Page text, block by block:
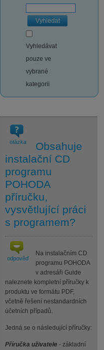
Vyhledat
Vyhledávat
pouze ve
vybrané
kategorii
otázka
Obsahuje
instalační CD
programu
POHODA
příručku,
vysvětlující práci
s programem?
odpověď
Na instalačním CD
programu POHODA
v adresáři Guide
naleznete kompletní příručky k
produktu ve formátu PDF,
včetně řešení nestandardních
účetních případů.
Jedná se o následující příručky:
Příručka uživatele - základní